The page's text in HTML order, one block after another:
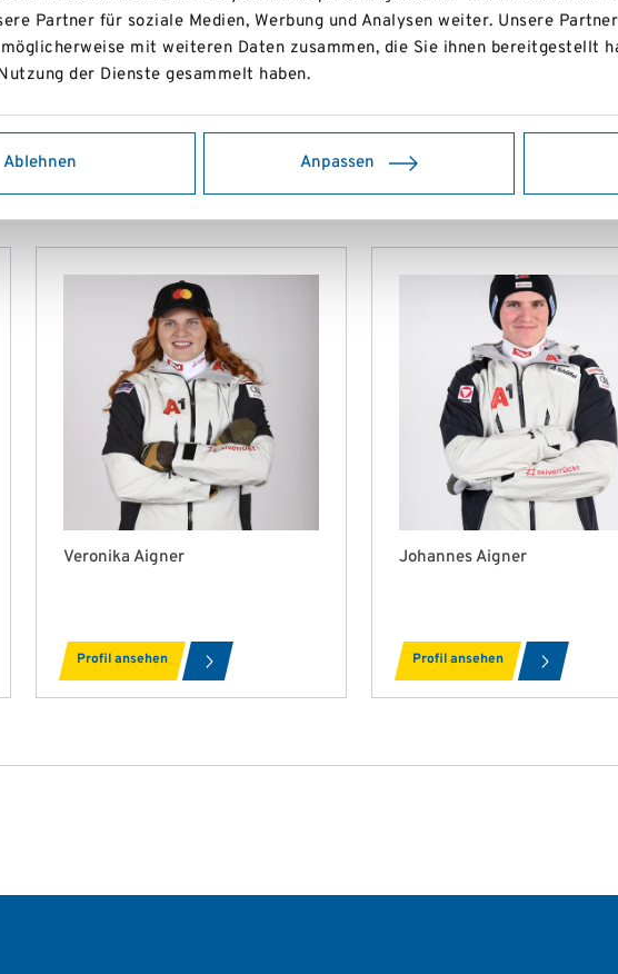
Partner für soziale Medien, Werbung und Analysen weiter. Unsere
mit weiteren Daten zusammen, die Sie ihnen bereitgestellt
der Dienste gesammelt haben.
Ablehnen Anpassen
2026 ÖSV SCHÜLERMEISTERSCHAFTEN Turrachbahn FIS -
Veronika Aigner
Profil ansehen
Johannes Aigner
Profil ansehen